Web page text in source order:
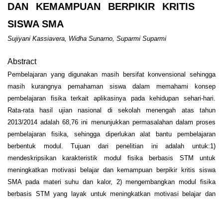
DAN KEMAMPUAN BERPIKIR KRITIS
SISWA SMA
Sujiyani Kassiavera, Widha Sunarno, Suparmi Suparmi
Abstract
Pembelajaran yang digunakan masih bersifat konvensional sehingga
masih kurangnya pemahaman siswa dalam memahami konsep
pembelajaran fisika terkait aplikasinya pada kehidupan sehari-hari.
Rata-rata hasil ujian nasional di sekolah menengah atas tahun
2013/2014 adalah 68,76 ini menunjukkan permasalahan dalam proses
pembelajaran fisika, sehingga diperlukan alat bantu pembelajaran
berbentuk modul. Tujuan dari penelitian ini adalah untuk:1)
mendeskripsikan karakteristik modul fisika berbasis STM untuk
meningkatkan motivasi belajar dan kemampuan berpikir kritis siswa
SMA pada materi suhu dan kalor, 2) mengembangkan modul fisika
berbasis STM yang layak untuk meningkatkan motivasi belajar dan